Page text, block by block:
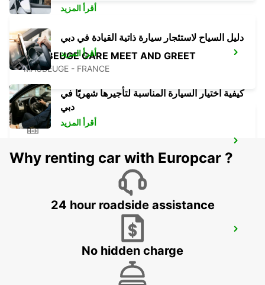
MAUBEUGE GARE MEET AND GREET
MAUBEUGE - FRANCE
MAUBEUGE - FRANCE
HASSELT IKC SWINNEN
HASSELT - BELGIUM
أقرأ المزيد
دليل السياح لاستئجار سيارة ذاتية القيادة في دبي
أقرأ المزيد
كيفية اختيار السيارة المناسبة لتأجيرها شهريًا في
دبي
أقرأ المزيد
Why renting car with Europcar ?
24 hour roadside assistance
No hidden charge